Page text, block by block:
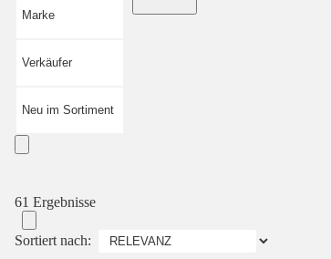
Marke
Verkäufer
Neu im Sortiment
61 Ergebnisse
Sortiert nach: